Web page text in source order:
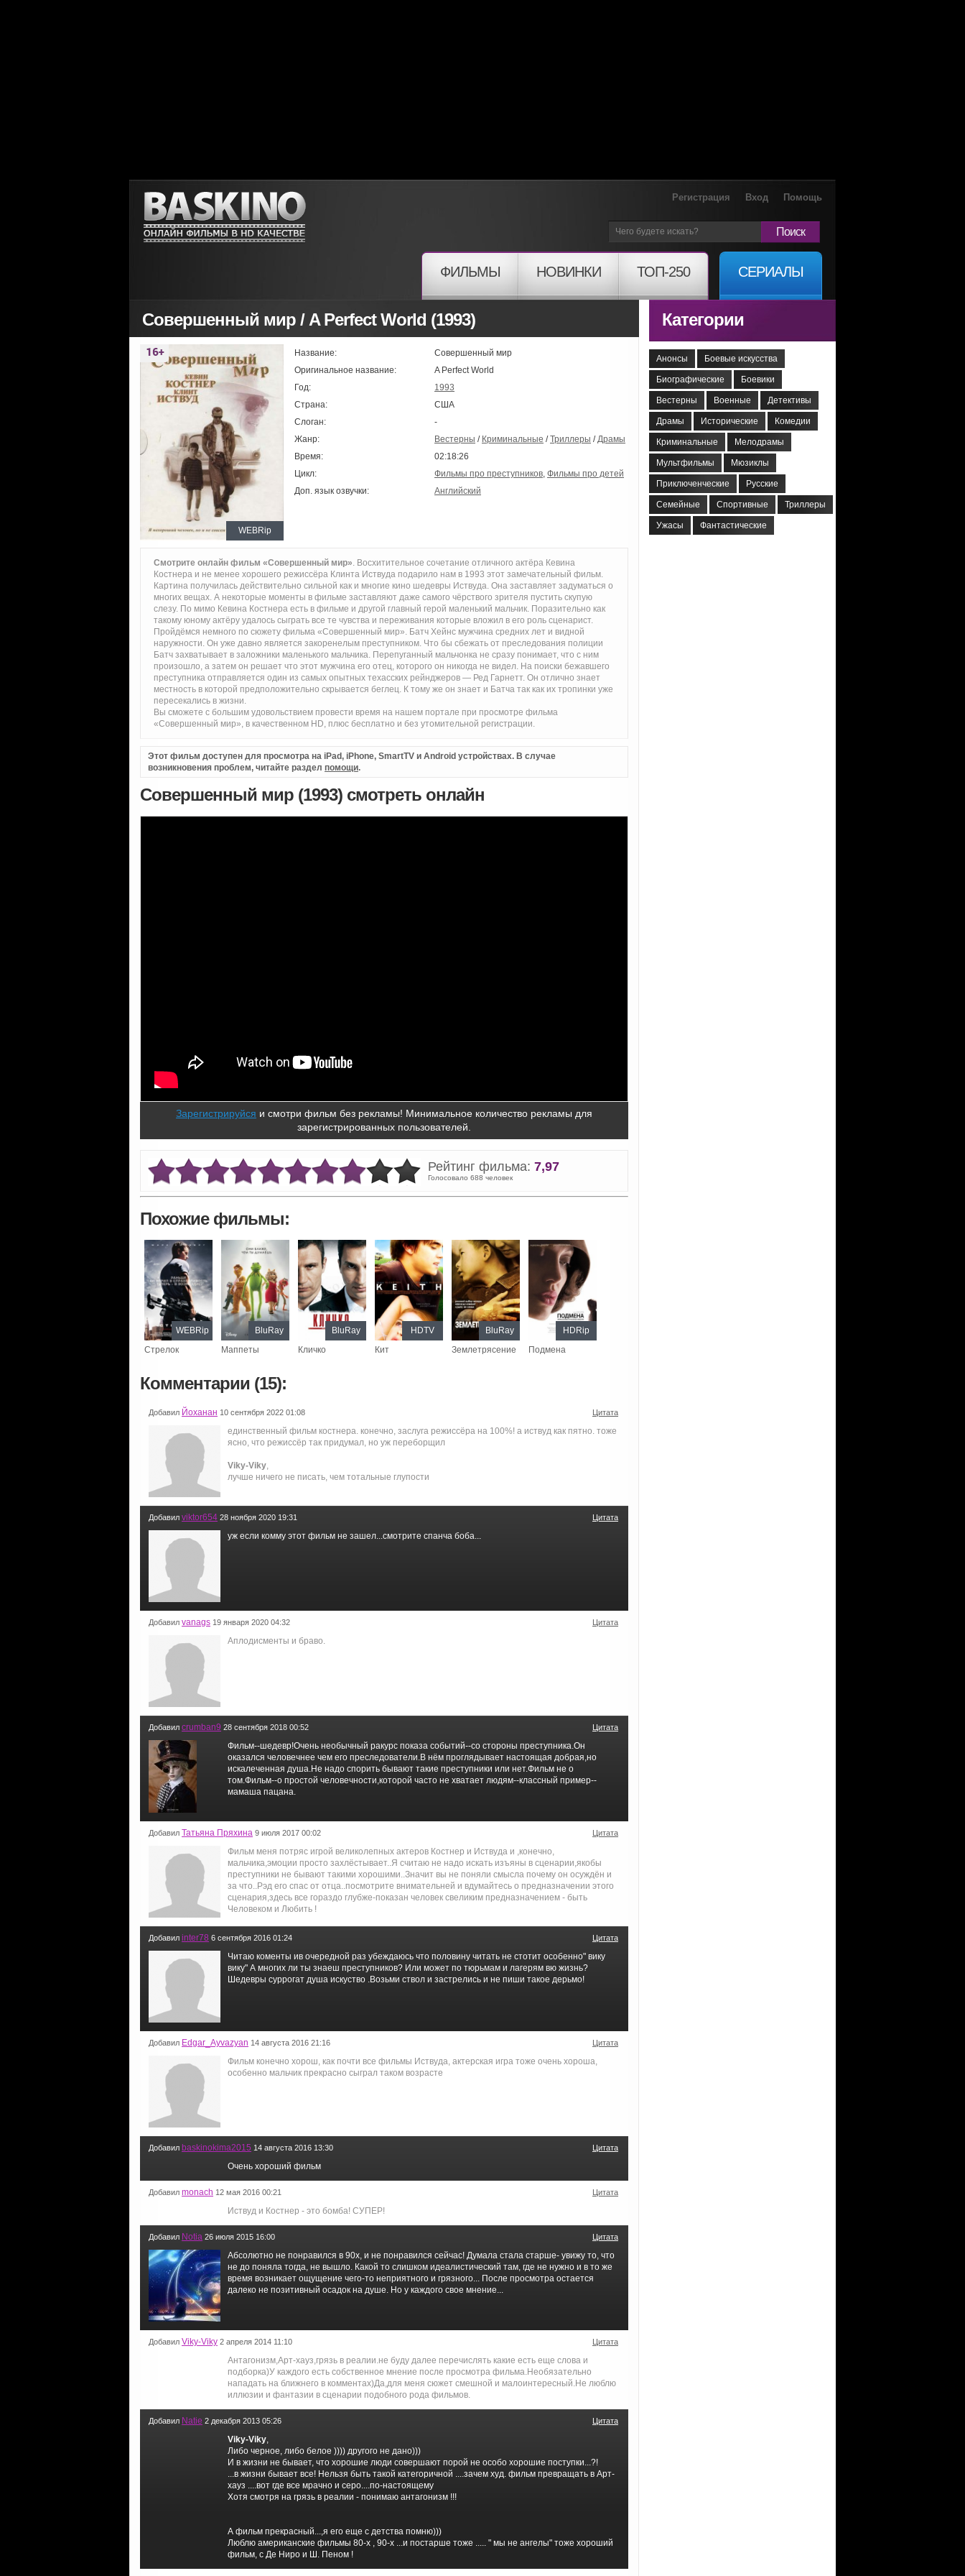
Регистрация Вход Помощь
Поиск
ФИЛЬМЫ НОВИНКИ ТОП-250 СЕРИАЛЫ
Совершенный мир / A Perfect World (1993)
WEBRip
Название:
Совершенный мир
Оригинальное название:
A Perfect World
Год:
1993
Страна:
США
Слоган:
-
Жанр:
Вестерны / Криминальные /Триллеры /Драмы
Время:
02:18:26
Цикл:
Фильмы про преступников, Фильмы про детей
Доп. язык озвучки:
Английский
Смотрите онлайн фильм «Совершенный мир» . Восхитительное сочетание отличного актёра Кевина
Костнера и не менее хорошего режиссёра Клинта Иствуда подарило нам в 1993 этот замечательный фильм.
Картина получилась действительно сильной как и многие кино шедевры Иствуда. Она заставляет задуматься о
многих вещах. А некоторые моменты в фильме заставляют даже самого чёрствого зрителя пустить скупую
слезу. По мимо Кевина Костнера есть в фильме и другой главный герой маленький мальчик. Поразительно как
такому юному актёру удалось сыграть все те чувства и переживания которые вложил в его роль сценарист.
Пройдёмся немного по сюжету фильма «Совершенный мир». Батч Хейнс мужчина средних лет и видной
наружности. Он уже давно является закоренелым преступником. Что бы сбежать от преследования полиции
Батч захватывает в заложники маленького мальчика. Перепуганный мальчонка не сразу понимает, что с ним
произошло, а затем он решает что этот мужчина его отец, которого он никогда не видел. На поиски бежавшего
преступника отправляется один из самых опытных техасских рейнджеров — Ред Гарнетт. Он отлично знает
местность в которой предположительно скрывается беглец. К тому же он знает и Батча так как их тропинки уже
пересекались в жизни.
Вы сможете c большим удовольствием провести время на нашем портале при просмотре фильма
«Совершенный мир», в качественном HD, плюс бесплатно и без утомительной регистрации.
Этот фильм доступен для просмотра на iPad, iPhone, SmartTV и Android устройствах. В случае
возникновения проблем, читайте раздел помощи.
Совершенный мир (1993) смотреть онлайн
Зарегистрируйся и смотри фильм без рекламы! Минимальное количество рекламы для
зарегистрированных пользователей.
Рейтинг фильма: 7,97
Голосовало 688 человек
Похожие фильмы:
Стрелок
WEBRip
Маппеты
BluRay
Кличко
BluRay
Кит
HDTV
Землетрясение
BluRay
Подмена
HDRip
Комментарии (15):
Добавил Йоханан 10 сентября 2022 01:08 Цитата
единственный фильм костнера. конечно, заслуга режиссёра на 100%! а иствуд как пятно. тоже
ясно, что режиссёр так придумал, но уж переборщил
Viky-Viky
лучше ничего не писать, чем тотальные глупости
Добавил viktor654 28 ноября 2020 19:31 Цитата
уж если комму этот фильм не зашел...смотрите спанча боба...
Добавил vanags 19 января 2020 04:32 Цитата
Аплодисменты и браво.
Добавил crumban9 28 сентября 2018 00:52 Цитата
Фильм--шедевр!Очень необычный ракурс показа событий--со стороны преступника.Он
оказался человечнее чем его преследователи.В нём проглядывает настоящая добрая,но
искалеченная душа.Не надо спорить бывают такие преступники или нет.Фильм не о
том.Фильм--о простой человечности,которой часто не хватает людям--классный пример--
мамаша пацана.
Добавил Татьяна Пряхина 9 июля 2017 00:02 Цитата
Фильм меня потряс игрой великолепных актеров Костнер и Иствуда и ,конечно,
мальчика,эмоции просто захлёстывает..Я считаю не надо искать изъяны в сценарии,якобы
преступники не бывают такими хорошими..Значит вы не поняли смысла почему он осуждён и
за что..Рэд его спас от отца..посмотрите внимательней и вдумайтесь о предназначении этого
сценария,здесь все гораздо глубже-показан человек свеликим предназначением - быть
Человеком и Любить !
Добавил inter78 6 сентября 2016 01:24 Цитата
Читаю коменты ив очередной раз убеждаюсь что половину читать не стотит особенно" вику
вику" А многих ли ты знаеш преступников? Или может по тюрьмам и лагерям вю жизнь?
Шедевры суррогат душа искуство .Возьми ствол и застрелись и не пиши такое дерьмо!
Добавил Edgar_Ayvazyan 14 августа 2016 21:16 Цитата
Фильм конечно хорош, как почти все фильмы Иствуда, актерская игра тоже очень хороша,
особенно мальчик прекрасно сыграл таком возрасте
Добавил baskinokima2015 14 августа 2016 13:30 Цитата
Очень хороший фильм
Добавил monach 12 мая 2016 00:21 Цитата
Иствуд и Костнер - это бомба! СУПЕР!
Добавил Notia 26 июля 2015 16:00 Цитата
Абсолютно не понравился в 90х, и не понравился сейчас! Думала стала старше- увижу то, что
не до поняла тогда, не вышло. Какой то слишком идеалистический там, где не нужно и в то же
время возникает ощущение чего-то неприятного и грязного... После просмотра остается
далеко не позитивный осадок на душе. Но у каждого свое мнение...
Добавил Viky-Viky 2 апреля 2014 11:10 Цитата
Антагонизм,Арт-хауз,грязь в реалии.не буду далее перечислять какие есть еще слова и
подборка)У каждого есть собственное мнение после просмотра фильма.Необязательно
нападать на ближнего в комментах)Да,для меня сюжет смешной и малоинтересный.Не люблю
иллюзии и фантазии в сценарии подобного рода фильмов.
Добавил Natie 2 декабря 2013 05:26 Цитата
Viky-Viky
Либо черное, либо белое )))) другого не дано)))
И в жизни не бывает, что хорошие люди совершают порой не особо хорошие поступки...?!
...в жизни бывает все! Нельзя быть такой категоричной ....зачем худ. фильм превращать в Арт-
хауз ....вот где все мрачно и серо....по-настоящему
Хотя смотря на грязь в реалии - понимаю антагонизм !!!
А фильм прекрасный...,я его еще с детства помню)))
Люблю американские фильмы 80-х , 90-х ...и постарше тоже ..... " мы не ангелы" тоже хороший
фильм, с Де Ниро и Ш. Пеном !
Категории
Анонсы Боевые искусства
Биографические Боевики
Вестерны Военные Детективы
Драмы Исторические Комедии
Криминальные Мелодрамы
Мультфильмы Мюзиклы
Приключенческие Русские
Семейные Спортивные Триллеры
Ужасы Фантастические